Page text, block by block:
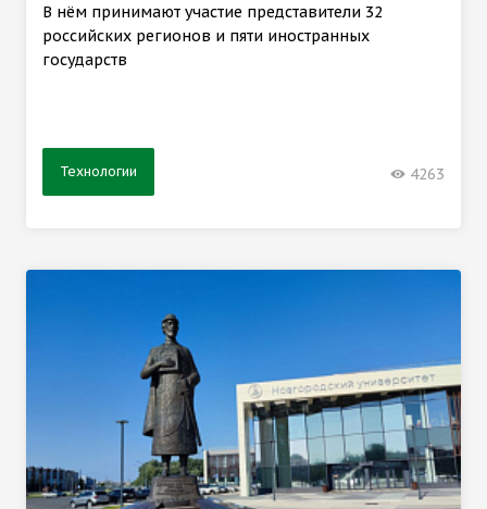
В нём принимают участие представители 32
российских регионов и пяти иностранных
государств
Технологии 4263